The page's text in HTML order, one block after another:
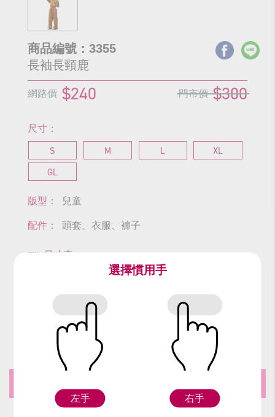
商品編號：3355
長袖長頸鹿
網路價 $240 門市價 $300
尺寸：
S M L
XL
GL
版型： 兒童
配件： 頭套、衣服、褲子
尺寸表
選擇慣用手
左手 右手